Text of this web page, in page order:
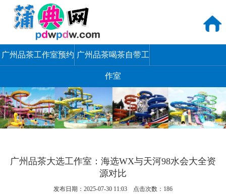
广州品茶工作室预约 广州品茶喝茶自带工
作室
广州品茶大选工作室：海选WX与天河98水会大全资
源对比
发布日期：2025-07-30 11:03 点击次数：186